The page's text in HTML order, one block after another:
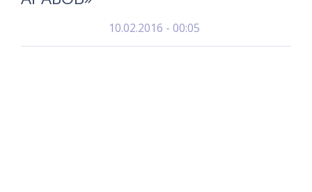
10.02.2016 - 00:05